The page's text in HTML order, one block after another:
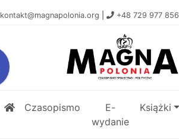
kontakt@magnapolonia.org +48 729 977 856
Czasopismo
E-
wydanie
Książki